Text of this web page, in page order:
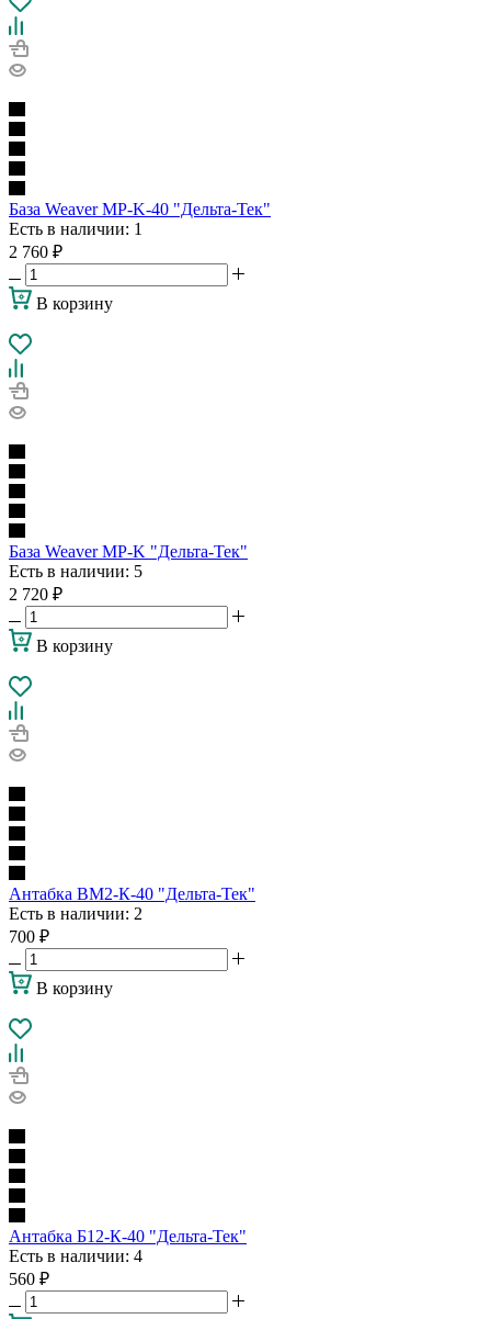
База Weaver MP-K-40 "Дельта-Тек"
Есть в наличии: 1
2 760 ₽
В корзину
База Weaver MP-K "Дельта-Тек"
Есть в наличии: 5
2 720 ₽
В корзину
Антабка ВМ2-К-40 "Дельта-Тек"
Есть в наличии: 2
700 ₽
В корзину
Антабка Б12-К-40 "Дельта-Тек"
Есть в наличии: 4
560 ₽